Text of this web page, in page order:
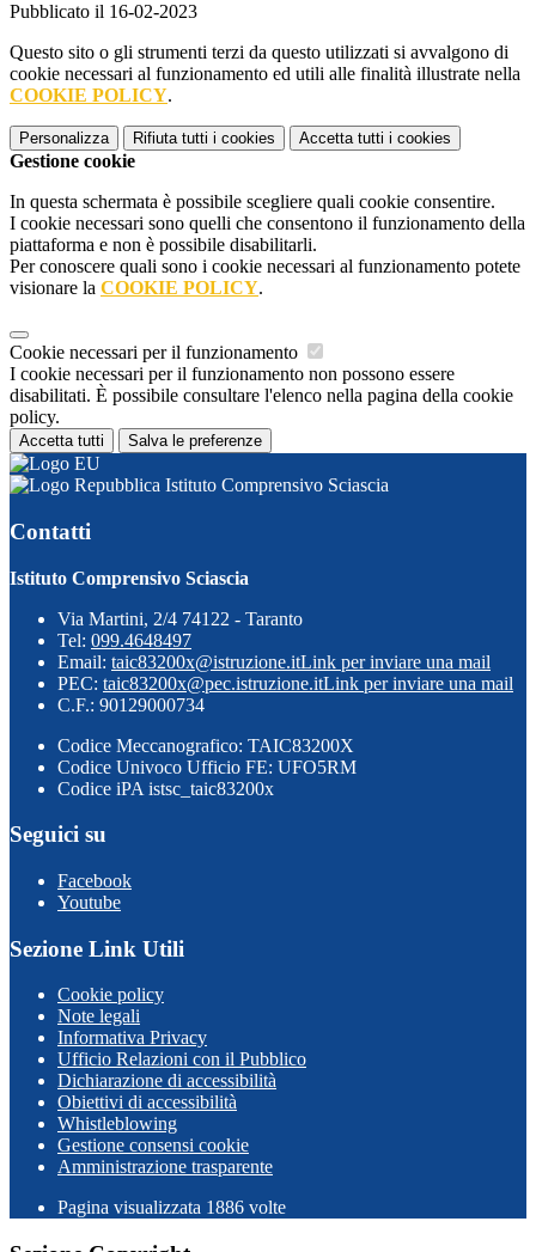
Pubblicato il 16-02-2023
Questo sito o gli strumenti terzi da questo utilizzati si avvalgono di
cookie necessari al funzionamento ed utili alle finalità illustrate nella
COOKIE POLICY.
Personalizza Rifiuta tutti i cookies Accetta tutti i cookies
Gestione cookie
In questa schermata è possibile scegliere quali cookie consentire.
I cookie necessari sono quelli che consentono il funzionamento della
piattaforma e non è possibile disabilitarli.
Per conoscere quali sono i cookie necessari al funzionamento potete
visionare la COOKIE POLICY.
Cookie necessari per il funzionamento
I cookie necessari per il funzionamento non possono essere
disabilitati. È possibile consultare l'elenco nella pagina della cookie
policy.
Accetta tutti Salva le preferenze
Istituto Comprensivo Sciascia
Contatti
Istituto Comprensivo Sciascia
Via Martini, 2/4 74122 - Taranto
Tel: 099.4648497
Email: taic83200x@istruzione.itLink per inviare una mail
PEC: taic83200x@pec.istruzione.itLink per inviare una mail
C.F.: 90129000734
Codice Meccanografico: TAIC83200X
Codice Univoco Ufficio FE: UFO5RM
Codice iPA istsc_taic83200x
Seguici su
Facebook
Youtube
Sezione Link Utili
Cookie policy
Note legali
Informativa Privacy
Ufficio Relazioni con il Pubblico
Dichiarazione di accessibilità
Obiettivi di accessibilità
Whistleblowing
Gestione consensi cookie
Amministrazione trasparente
Pagina visualizzata 1886 volte